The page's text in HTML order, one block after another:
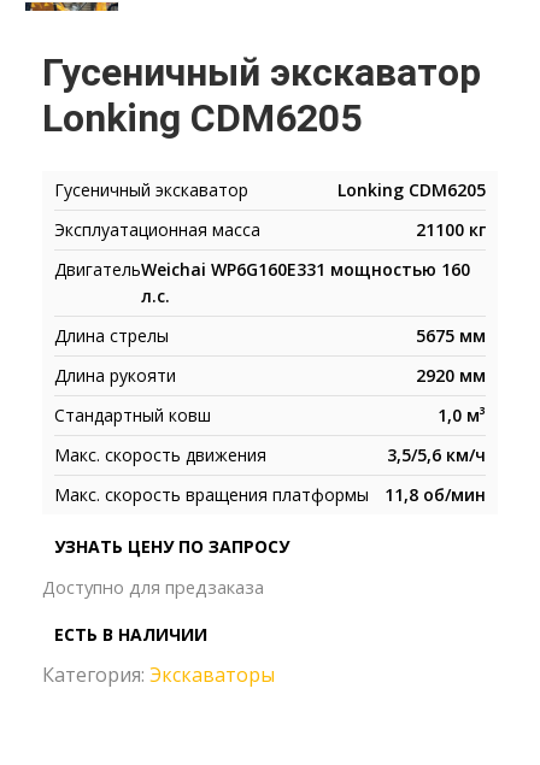
Гусеничный экскаватор
Lonking CDM6205
Гусеничный экскаватор
Lonking CDM6205
Эксплуатационная масса
21100 кг
ДвигательWeichai WP6G160E331 мощностью 160
л.с.
Длина стрелы
5675 мм
Длина рукояти
2920 мм
Стандартный ковш
1,0 м³
Макс. скорость движения
3,5/5,6 км/ч
Макс. скорость вращения платформы
11,8 об/мин
УЗНАТЬ ЦЕНУ ПО ЗАПРОСУ
Доступно для предзаказа
ЕСТЬ В НАЛИЧИИ
Категория: Экскаваторы